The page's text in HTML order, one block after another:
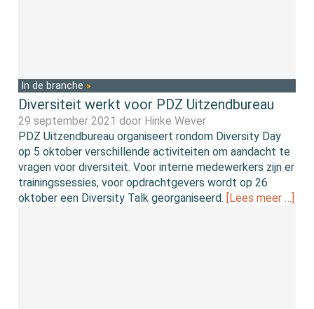
In de branche
Diversiteit werkt voor PDZ Uitzendbureau
29 september 2021 door Hinke Wever
PDZ Uitzendbureau organiseert rondom Diversity Day
op 5 oktober verschillende activiteiten om aandacht te
vragen voor diversiteit. Voor interne medewerkers zijn er
trainingssessies, voor opdrachtgevers wordt op 26
oktober een Diversity Talk georganiseerd. [Lees meer …]